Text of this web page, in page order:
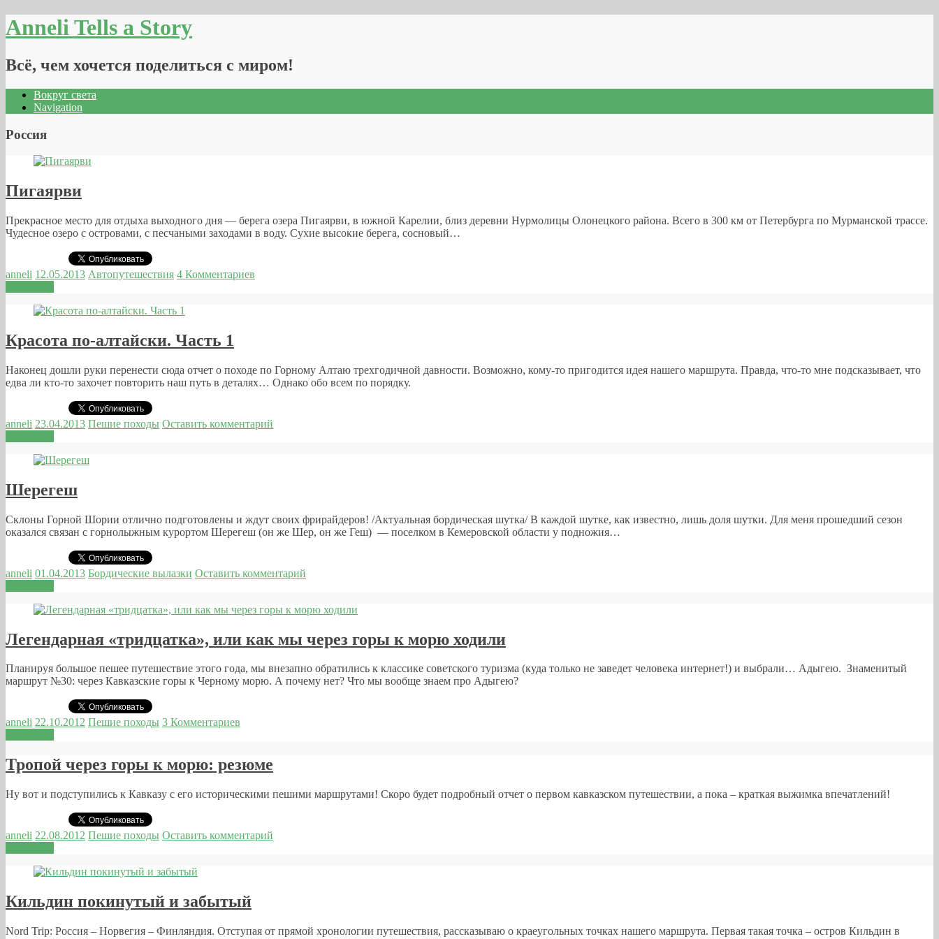
Anneli Tells a Story
Всё, чем хочется поделиться с миром!
Вокруг света
Navigation
Россия
Пигаярви
Прекрасное место для отдыха выходного дня — берега озера Пигаярви, в южной Карелии, близ деревни Нурмолицы Олонецкого района. Всего в 300 км от Петербурга по Мурманской трассе.
Чудесное озеро с островами, с песчаными заходами в воду. Сухие высокие берега, сосновый…
anneli 12.05.2013 Автопутешествия 4 Комментариев
Красота по-алтайски. Часть 1
Наконец дошли руки перенести сюда отчет о походе по Горному Алтаю трехгодичной давности. Возможно, кому-то пригодится идея нашего маршрута. Правда, что-то мне подсказывает, что
едва ли кто-то захочет повторить наш путь в деталях… Однако обо всем по порядку.
anneli 23.04.2013 Пешие походы Оставить комментарий
Шерегеш
Склоны Горной Шории отлично подготовлены и ждут своих фрирайдеров! /Актуальная бордическая шутка/ В каждой шутке, как известно, лишь доля шутки. Для меня прошедший сезон
оказался связан с горнолыжным курортом Шерегеш (он же Шер, он же Геш) — поселком в Кемеровской области у подножия…
anneli 01.04.2013 Бордические вылазки Оставить комментарий
Легендарная «тридцатка», или как мы через горы к морю ходили
Планируя большое пешее путешествие этого года, мы внезапно обратились к классике советского туризма (куда только не заведет человека интернет!) и выбрали… Адыгею. Знаменитый
маршрут №30: через Кавказские горы к Черному морю. А почему нет? Что мы вообще знаем про Адыгею?
anneli 22.10.2012 Пешие походы 3 Комментариев
Тропой через горы к морю: резюме
Ну вот и подступились к Кавказу с его историческими пешими маршрутами! Скоро будет подробный отчет о первом кавказском путешествии, а пока – краткая выжимка впечатлений!
anneli 22.08.2012 Пешие походы Оставить комментарий
Кильдин покинутый и забытый
Nord Trip: Россия – Норвегия – Финляндия. Отступая от прямой хронологии путешествия, рассказываю о краеугольных точках нашего маршрута. Первая такая точка – остров Кильдин в